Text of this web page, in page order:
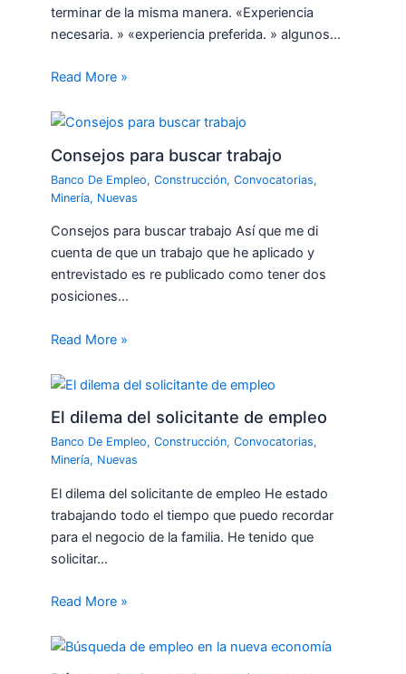
terminar de la misma manera. «Experiencia
necesaria. » «experiencia preferida. » algunos…
Read More »
Consejos para buscar trabajo
Banco De Empleo,Construcción,Convocatorias,
Minería, Nuevas
Consejos para buscar trabajo Así que me di
cuenta de que un trabajo que he aplicado y
entrevistado es re publicado como tener dos
posiciones…
Read More »
El dilema del solicitante de empleo
Banco De Empleo,Construcción,Convocatorias,
Minería, Nuevas
El dilema del solicitante de empleo He estado
trabajando todo el tiempo que puedo recordar
para el negocio de la familia. He tenido que
solicitar…
Read More »